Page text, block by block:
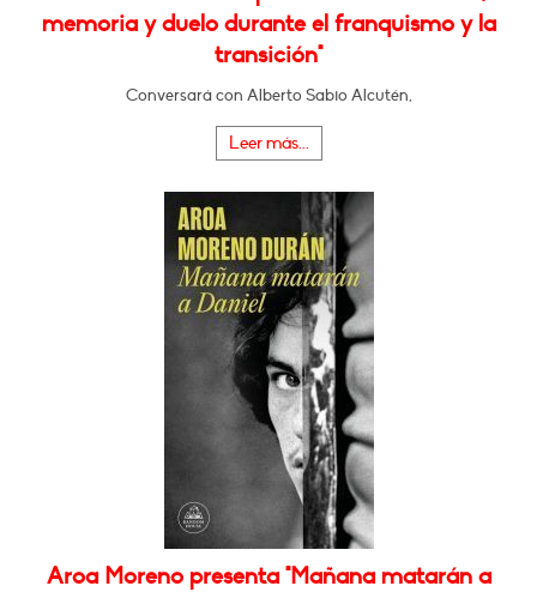
memoria y duelo durante el franquismo y la
transición"
Conversará con Alberto Sabio Alcutén,
Leer más...
Aroa Moreno presenta "Mañana matarán a